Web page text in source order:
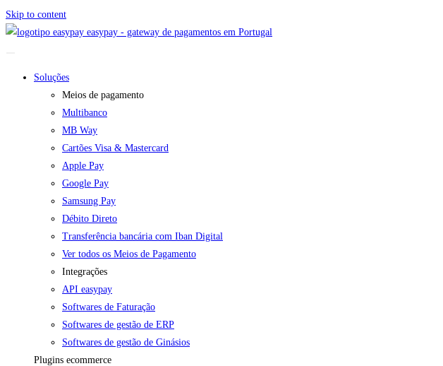
Skip to content
easypay - gateway de pagamentos em Portugal
Soluções
Meios de pagamento
Multibanco
MB Way
Cartões Visa & Mastercard
Apple Pay
Google Pay
Samsung Pay
Débito Direto
Transferência bancária com Iban Digital
Ver todos os Meios de Pagamento
Integrações
API easypay
Softwares de Faturação
Softwares de gestão de ERP
Softwares de gestão de Ginásios
Plugins ecommerce